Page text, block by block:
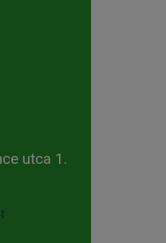
utca 1.